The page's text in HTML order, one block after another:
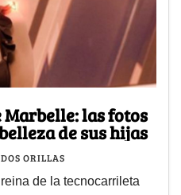
Marbelle: las fotos
de sus hijas
ORILLAS
de la tecnocarrileta